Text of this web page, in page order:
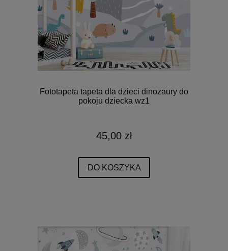
Fototapeta tapeta dla dzieci dinozaury do
pokoju dziecka wz1
45,00 zł
DO KOSZYKA